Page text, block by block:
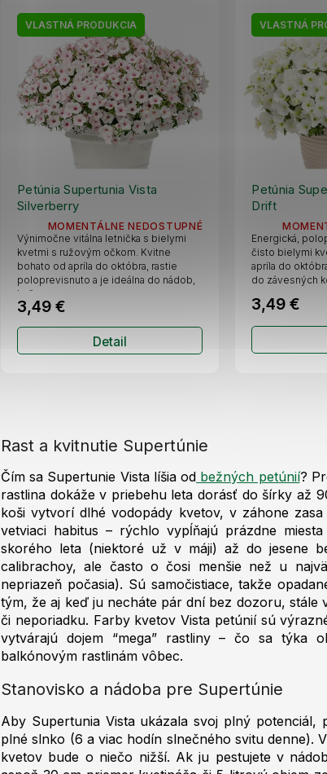
VLASTNÁ PRODUKCIA
Petúnia Supertunia Vista
Silverberry
MOMENTÁLNE NEDOSTUPNÉ
3,49 €
Detail
Výnimočne vitálna letnička s bielymi
kvetmi s ružovým očkom. Kvitne
bohato od apríla do októbra, rastie
poloprevisnuto a je ideálna do nádob,
košov...
VLASTNÁ
Petúnia
Drift
3,49 €
Energická,
čisto bielymi
apríla do
do závesných
Rast a kvitnutie Supertúnie
Čím sa Supertunie Vista líšia od bežných petúnií?
rastlina dokáže v priebehu leta dorásť do šírky až
koši vytvorí dlhé vodopády kvetov, v záhone
vetviaci habitus – rýchlo vypĺňajú prázdne
skorého leta (niektoré už v máji) až do jesene
calibrachoy, ale často o čosi menšie než u
nepriazeň počasia). Sú samočistiace, takže
tým, že aj keď ju necháte pár dní bez dozoru, stále
či neporiadku. Farby kvetov Vista petúnií sú
vytvárajú dojem “mega” rastliny – čo sa týka
balkónovým rastlinám vôbec.
Stanovisko a nádoba pre Supertúnie
Aby Supertunia Vista ukázala svoj plný
plné slnko (6 a viac hodín slnečného svitu denne).
kvetov bude o niečo nižší. Ak ju pestujete v